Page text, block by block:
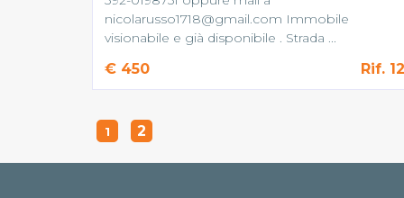
nicolarusso1718@gmail.com Immobile
visionabile e già disponibile . Strada ...
€ 450 Rif.
1 2